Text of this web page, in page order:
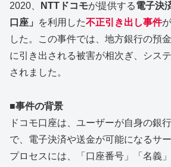
2020、 NTTドコモが提供する電子決
口座」
を利用した不正引き出し事件
した。この事件では、地方銀行の預
に引き出される被害が相次ぎ、シス
されました。
■事件の背景
ドコモ口座は、ユーザーが自身の銀
で、電子決済や送金が可能になるサ
プロセスには、「口座番号」「名義